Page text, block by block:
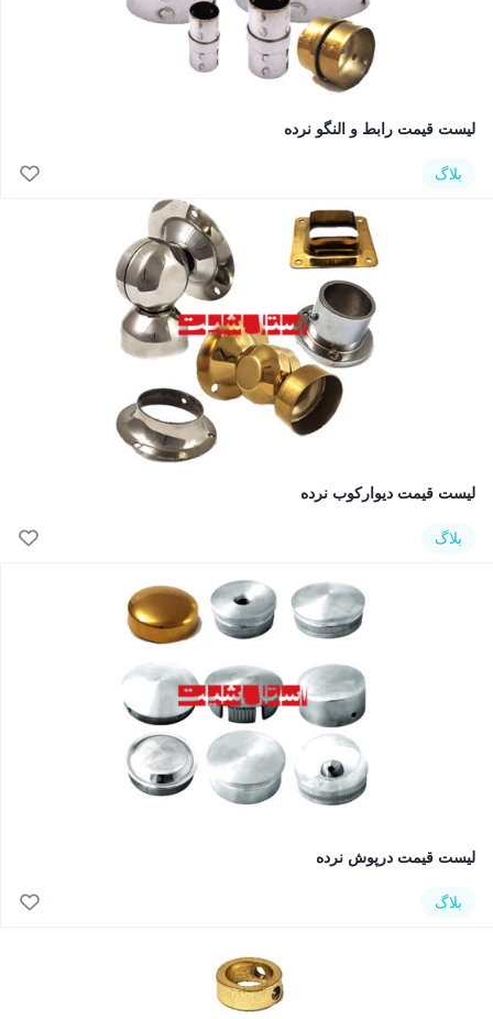
لیست قیمت رابط و النگو نرده
بلاگ
لیست قیمت دیوارکوب نرده
بلاگ
لیست قیمت درپوش نرده
بلاگ